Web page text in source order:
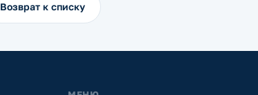
Возврат к списку